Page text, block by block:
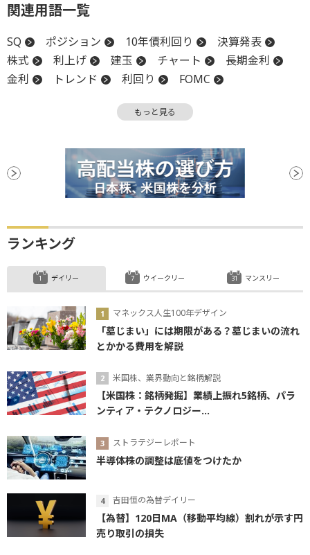
関連用語一覧
SQ ポジション 10年債利回り
決算発表
株式
利上げ 建玉 チャート
長期金利
金利
トレンド 利回り
FOMC
材料 タカ派
もっと見る
ランキング
デイリー
マネックス人生100年デザイン
「墓じまい」には期限がある？墓じまいの流れ
とかかる費用を解説
米国株、業界動向と銘柄解説
【米国株：銘柄発掘】業績上振れ5銘柄、パラ
ンティア・テクノロジー...
ストラテジーレポート
半導体株の調整は底値をつけたか
吉田恒の為替デイリー
【為替】120日MA（移動平均線）割れが示す円
売り取引の損失
ウイークリー マンスリー